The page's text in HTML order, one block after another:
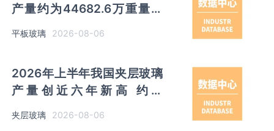
产量约为44682.6万重量箱
同比下降5.7% 其中河北产量
最多 占比16%
平板玻璃 2026-08-06
2026年上半年我国夹层玻璃
产量创近六年新高 约为
7964.8万平方米 同比下降
0.9%
夹层玻璃 2026-08-06